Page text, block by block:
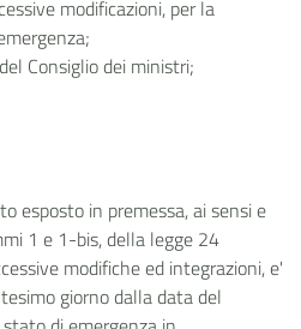
modificazioni, per la
Consiglio dei ministri;
esposto in premessa, ai sensi e
1 e 1-bis, della legge 24
modifiche ed integrazioni, e'
giorno dalla data del